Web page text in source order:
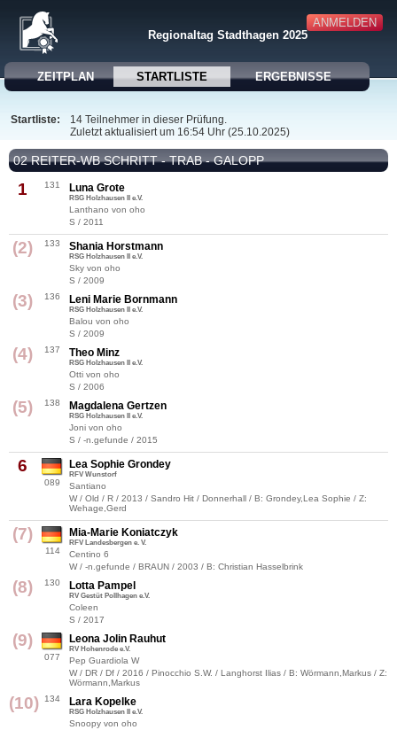
ANMELDEN
Regionaltag Stadthagen 2025
ZEITPLAN STARTLISTE ERGEBNISSE
Startliste:
14 Teilnehmer in dieser Prüfung.
Zuletzt aktualisiert um 16:54 Uhr (25.10.2025)
02 REITER-WB SCHRITT - TRAB - GALOPP
1 131 Luna Grote
RSG Holzhausen II e.V.
Lanthano von oho
S / 2011
(2) 133 Shania Horstmann
RSG Holzhausen II e.V.
Sky von oho
S / 2009
(3) 136 Leni Marie Bornmann
RSG Holzhausen II e.V.
Balou von oho
S / 2009
(4) 137 Theo Minz
RSG Holzhausen II e.V.
Otti von oho
S / 2006
(5) 138 Magdalena Gertzen
RSG Holzhausen II e.V.
Joni von oho
S / -n.gefunde / 2015
6
089
Lea Sophie Grondey
RFV Wunstorf
Santiano
W / Old / R / 2013 / Sandro Hit / Donnerhall / B: Grondey,Lea Sophie / Z:
Wehage,Gerd
(7)
114
Mia-Marie Koniatczyk
RFV Landesbergen e. V.
Centino 6
W / -n.gefunde / BRAUN / 2003 / B: Christian Hasselbrink
(8) 130 Lotta Pampel
RV Gestüt Pollhagen e.V.
Coleen
S / 2017
(9)
077
Leona Jolin Rauhut
RV Hohenrode e.V.
Pep Guardiola W
W / DR / Df / 2016 / Pinocchio S.W. / Langhorst Ilias / B: Wörmann,Markus / Z:
Wörmann,Markus
(10) 134 Lara Kopelke
RSG Holzhausen II e.V.
Snoopy von oho